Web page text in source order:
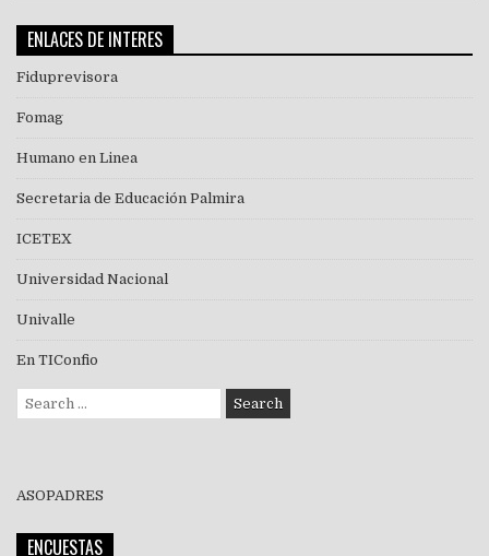
ENLACES DE INTERES
Fiduprevisora
Fomag
Humano en Linea
Secretaria de Educación Palmira
ICETEX
Universidad Nacional
Univalle
En TIConfio
Search
for:
ASOPADRES
ENCUESTAS